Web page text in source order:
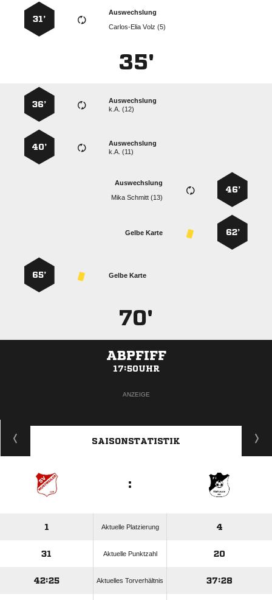
Auswechslung
  
31’
35'
Auswechslung
k.A. (12)
36’
Auswechslung
k.A. (11)
40’
46’
Auswechslung
  
62’
Gelbe Karte
Gelbe Karte
65’
70'
ABPFIFF
17:50UHR
ANZEIGE
SAISONSTATISTIK
:
1 Aktuelle Platzierung 4
31 Aktuelle Punktzahl 20
42:25 Aktuelles Torverhältnis 37:28